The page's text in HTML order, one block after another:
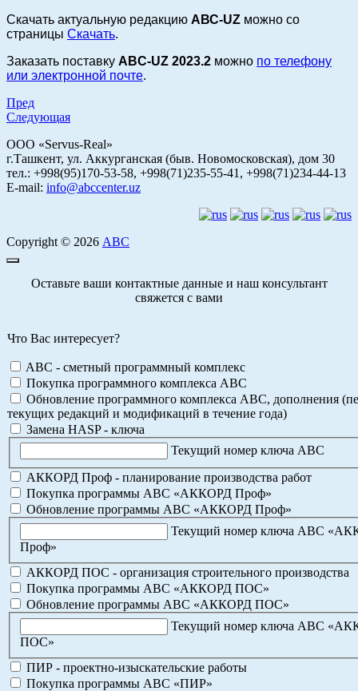
Скачать актуальную редакцию АВС-UZ можно со
страницы Скачать.
Заказать поставку ABC-UZ 2023.2 можно по телефону
или электронной почте.
Пред
Следующая
ООО «Servus-Real»
г.Ташкент, ул. Аккурганская (быв. Новомосковская), дом 30
тел.: +998(95)170-53-58, +998(71)235-55-41, +998(71)234-44-13
E-mail: info@abccenter.uz
Copyright © 2026 АВС
Оставьте ваши контактные данные и наш консультант
свяжется с вами
Что Вас интересует?
ABC - сметный программный комплекс
Покупка программного комплекса АВС
Обновление программного комплекса АВС, дополнения
текущих редакций и модификаций в течение года)
Замена HASP - ключа
Текущий номер ключа АВС
АККОРД Проф - планирование производства работ
Покупка программы АВС «АККОРД Проф»
Обновление программы АВС «АККОРД Проф»
Текущий номер ключа АВС
Проф»
АККОРД ПОС - организация строительного производства
Покупка программы АВС «АККОРД ПОС»
Обновление программы АВС «АККОРД ПОС»
Текущий номер ключа АВС
ПОС»
ПИР - проектно-изыскательские работы
Покупка программы АВС «ПИР»